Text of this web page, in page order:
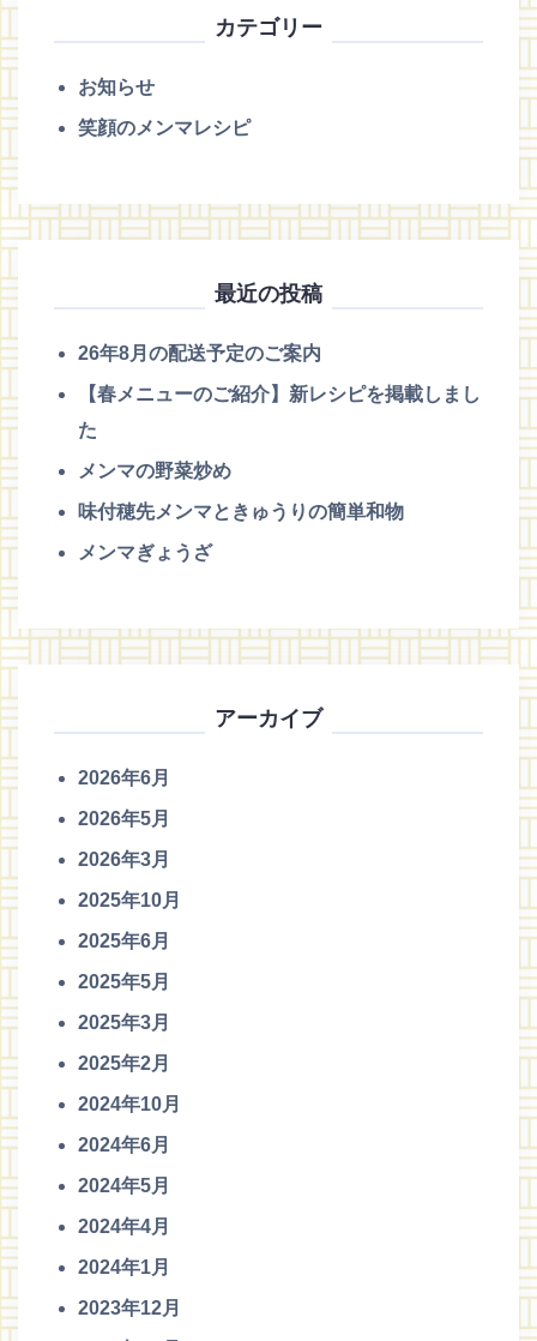
カテゴリー
お知らせ
笑顔のメンマレシピ
最近の投稿
26年8月の配送予定のご案内
【春メニューのご紹介】新レシピを掲載しまし
た
メンマの野菜炒め
味付穂先メンマときゅうりの簡単和物
メンマぎょうざ
アーカイブ
2026年6月
2026年5月
2026年3月
2025年10月
2025年6月
2025年5月
2025年3月
2025年2月
2024年10月
2024年6月
2024年5月
2024年4月
2024年1月
2023年12月